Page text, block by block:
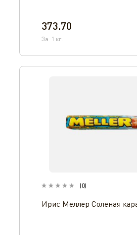
373.70
За 1 кг.
(0)
Ирис Меллер Соленая